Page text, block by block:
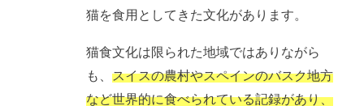
猫を食用としてきた文化があります。
猫食文化は限られた地域ではありながら
も、スイスの農村やスペインのバスク地方
など世界的に食べられている記録があり、